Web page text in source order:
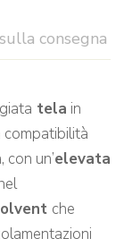
consegna
tela in
compatibilità
un’elevata
che